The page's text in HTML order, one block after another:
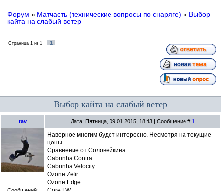
Форум » Матчасть (технические вопросы по снаряге) » Выбор
кайта на слабый ветер
Страница 1 из 1 1
Выбор кайта на слабый ветер
tav Дата: Пятница, 09.01.2015, 18:43 | Сообщение # 1
Наверное многим будет интересно. Несмотря на текущие
цены
Сравнение от Соловейкина:
Cabrinha Contra
Cabrinha Velocity
Ozone Zefir
Ozone Edge